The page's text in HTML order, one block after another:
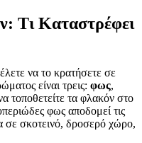
Τι Καταστρέφει
να το κρατήσετε σε
είναι τρεις: φως,
τοποθετείτε τα φλακόν στο
φως αποδομεί τις
σε σκοτεινό, δροσερό χώρο,